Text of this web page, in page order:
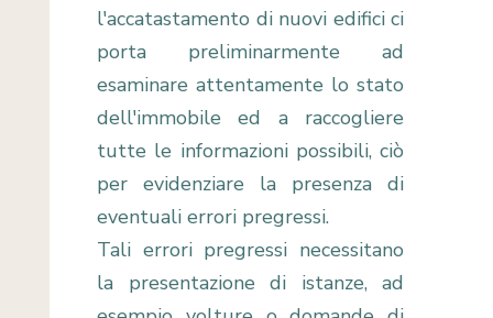
l'accatastamento di nuovi edifici ci
porta preliminarmente ad
esaminare attentamente lo stato
dell'immobile ed a raccogliere
tutte le informazioni possibili, ciò
per evidenziare la presenza di
eventuali errori pregressi.
Tali errori pregressi necessitano
la presentazione di istanze, ad